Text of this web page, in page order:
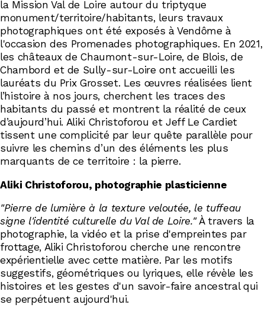
la Mission Val de Loire autour du triptyque
monument/territoire/habitants, leurs travaux
photographiques ont été exposés à Vendôme à
l'occasion des Promenades photographiques. En 2021,
les châteaux de Chaumont-sur-Loire, de Blois, de
Chambord et de Sully-sur-Loire ont accueilli les
lauréats du Prix Grosset. Les œuvres réalisées lient
l’histoire à nos jours, cherchent les traces des
habitants du passé et montrent la réalité de ceux
d’aujourd’hui. Aliki Christoforou et Jeff Le Cardiet
tissent une complicité par leur quête parallèle pour
suivre les chemins d’un des éléments les plus
marquants de ce territoire : la pierre.
Aliki Christoforou, photographie plasticienne
"Pierre de lumière à la texture veloutée, le tuffeau
signe l'identité culturelle du Val de Loire."À travers la
photographie, la vidéo et la prise d'empreintes par
frottage, Aliki Christoforou cherche une rencontre
expérientielle avec cette matière. Par les motifs
suggestifs, géométriques ou lyriques, elle révèle les
histoires et les gestes d'un savoir-faire ancestral qui
se perpétuent aujourd'hui.